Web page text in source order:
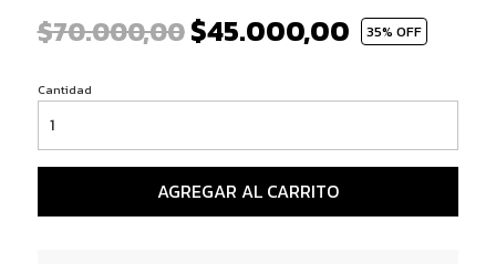
$70.000,00$45.000,00 35% OFF
Cantidad
AGREGAR AL CARRITO